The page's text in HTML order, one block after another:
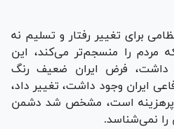
برای تغییر رفتار و تسلیم نه
مردم را منسجم‌تر می‌کند، این
داشت، فرض ایران ضعیف رنگ
ایران وجود داشت، تغییر داد،
است، مشخص شد دشمن
را نمی‌شناسد.